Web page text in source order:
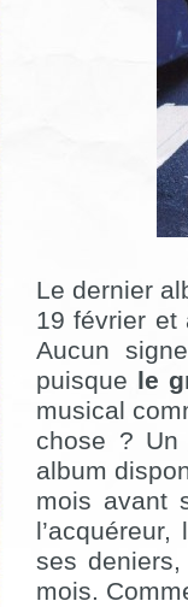
Le dernier
19 février et
Aucun
puisque le
musical
chose ? Un
album
mois avant
ses
mois.